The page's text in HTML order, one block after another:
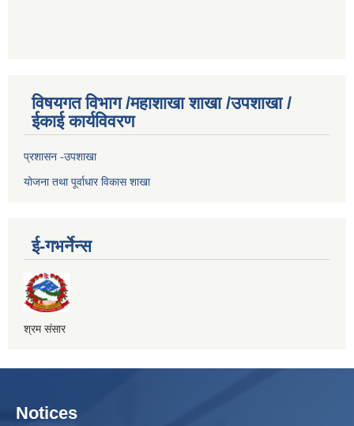
विषयगत विभाग /महाशाखा शाखा /उपशाखा /
ईकाई कार्यविवरण
प्रशासन -उपशाखा
योजना तथा पूर्वाधार विकास शाखा
ई-गभर्नेन्स
श्रम संसार
Notices